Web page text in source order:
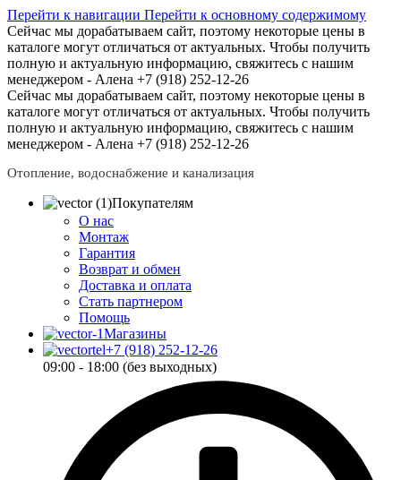
Перейти к навигации Перейти к основному содержимому
Сейчас мы дорабатываем сайт, поэтому некоторые цены в
каталоге могут отличаться от актуальных. Чтобы получить
полную и актуальную информацию, свяжитесь с нашим
менеджером - Алена +7 (918) 252-12-26
Сейчас мы дорабатываем сайт, поэтому некоторые цены в
каталоге могут отличаться от актуальных. Чтобы получить
полную и актуальную информацию, свяжитесь с нашим
менеджером - Алена +7 (918) 252-12-26
Отопление, водоснабжение и канализация
Покупателям
О нас
Монтаж
Гарантия
Возврат и обмен
Доставка и оплата
Стать партнером
Помощь
Магазины
+7 (918) 252-12-26
09:00 - 18:00 (без выходных)